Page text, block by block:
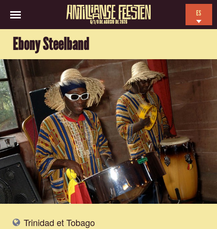
6/7/8 DE AGOSTO DE 2026
ES
FR
Ebony Steelband
Trinidad et Tobago